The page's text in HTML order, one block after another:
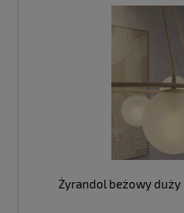
Żyrandol beżowy duży